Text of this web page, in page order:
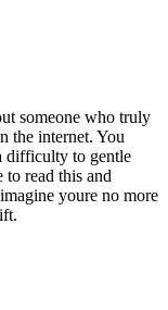
someone who truly
the internet. You
difficulty to gentle
read this and
youre no more